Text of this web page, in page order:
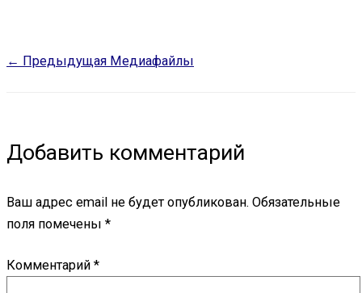
← Предыдущая Медиафайлы
Добавить комментарий
Ваш адрес email не будет опубликован. Обязательные
поля помечены *
Комментарий *